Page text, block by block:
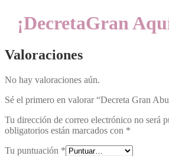
¡DecretaGran
Valoraciones
No hay valoraciones aún.
Sé el primero en valorar “Decreta Gran
Tu dirección de correo electrónico no será
obligatorios están marcados con *
Tu puntuación *